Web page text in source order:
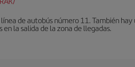
de autobús número 11. También
la salida de la zona de llegadas.